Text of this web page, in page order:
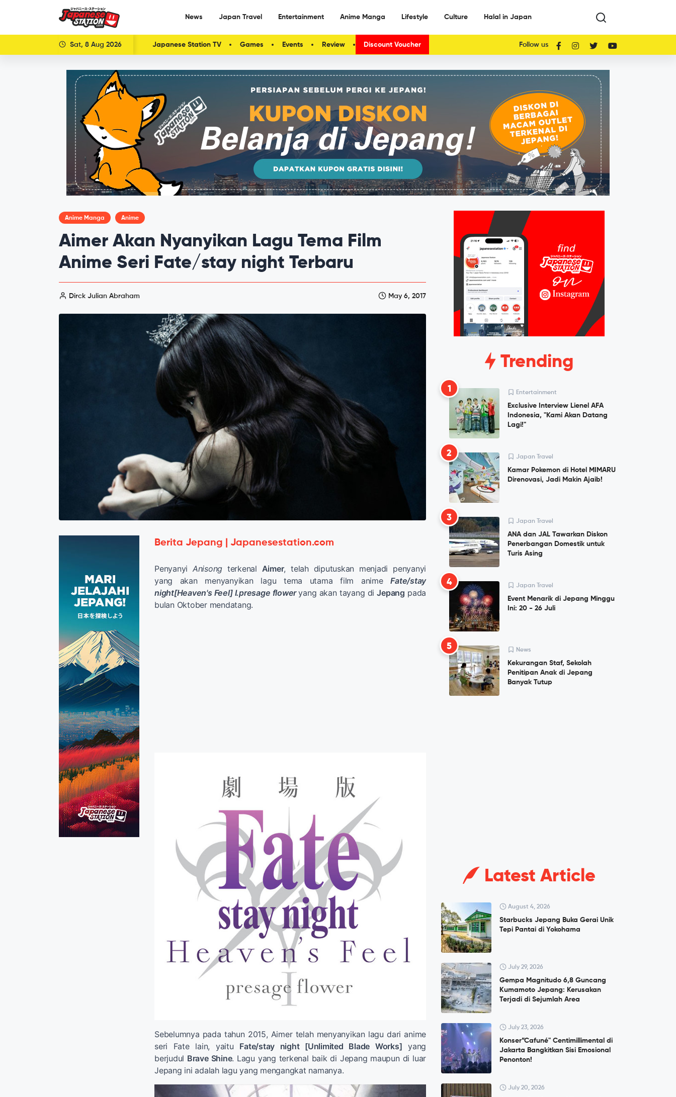
News Japan Travel Entertainment Anime Manga Lifestyle Culture Halal in Japan
Sat, 8 Aug 2026 Japanese Station TV Games Events Review Discount Voucher Follow us
Anime Manga Anime
Aimer Akan Nyanyikan Lagu Tema Film
Anime Seri Fate/stay night Terbaru
Dirck Julian Abraham May 6, 2017
Berita Jepang | Japanesestation.com
Penyanyi Anisong terkenal Aimer, telah diputuskan menjadi penyanyi
yang akan menyanyikan lagu tema utama film animeFate/stay
night[Heaven's Feel] I.presage floweryang akan tayang diJepang pada
bulan Oktober mendatang.
Sebelumnya pada tahun 2015, Aimer telah menyanyikan lagu dari anime
seri Fate lain, yaitu Fate/stay night [Unlimited Blade Works] yang
berjudul Brave Shine. Lagu yang terkenal baik di Jepang maupun di luar
Jepang ini adalah lagu yang mengangkat namanya.
Trending
1 Entertainment
Exclusive Interview Lienel AFA
Indonesia, "Kami Akan Datang
Lagi!"
2 Japan Travel
Kamar Pokemon di Hotel MIMARU
Direnovasi, Jadi Makin Ajaib!
3 Japan Travel
ANA dan JAL Tawarkan Diskon
Penerbangan Domestik untuk
Turis Asing
4 Japan Travel
Event Menarik di Jepang Minggu
Ini: 20 - 26 Juli
5 News
Kekurangan Staf, Sekolah
Penitipan Anak di Jepang
Banyak Tutup
Latest Article
August 4, 2026
Starbucks Jepang Buka Gerai Unik
Tepi Pantai di Yokohama
July 29, 2026
Gempa Magnitudo 6,8 Guncang
Kumamoto Jepang: Kerusakan
Terjadi di Sejumlah Area
July 23, 2026
Konser”Cafuné" Centimillimental di
Jakarta Bangkitkan Sisi Emosional
Penonton!
July 20, 2026